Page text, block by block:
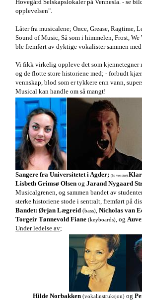
Hovegård Selskapslokaler på Vennesla. - se
opplevelsen".
Låter fra musicalene; Once, Grease, Ragtime,
Sound of Music, Så som i himmelen, Frost,
ble fremført av dyktige vokalister sammen
Vi fikk virkelig oppleve det som kjennetegner
og de flotte store historiene med; - forbudt
vennskap, blod som er tykkere enn vann,
Musical kan handle om så mangt!
Sangere fra Universitetet i Agder; (fra venstre)
Lisbeth Grimsø Olsen og Jarand Nygaard
Musicalgrenen, og sammen bandet av
sterke historiene stode i sentralt, fremført på
Bandet: Ørjan Lægreid (bass), Nicholas van
Torgeir Tønnevold Fiane (keyboards), og
Under ledelse av;
Hilde Norbakken (vokalinstruksjon) og